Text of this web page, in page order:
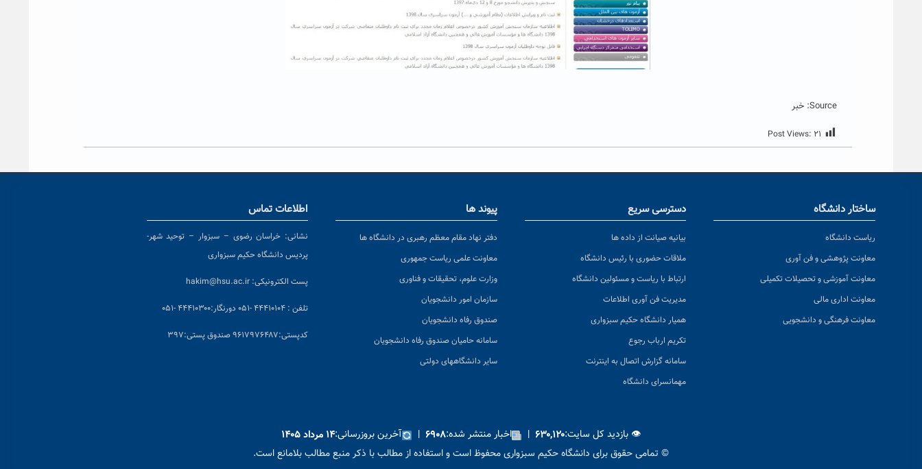
Source: خبر
Post Views: ۲۱
ساختار دانشگاه
ریاست دانشگاه
معاونت پژوهشی و فن آوری
معاونت آموزشی و تحصیلات تکمیلی
معاونت اداری مالی
معاونت فرهنگی و دانشجویی
دسترسی سریع
بیانیه صیانت از داده ها
ملاقات حضوری با رئیس دانشگاه
ارتباط با ریاست و مسئولین دانشگاه
مدیریت فن آوری اطلاعات
همیار دانشگاه حکیم سبزواری
تکریم ارباب رجوع
سامانه گزارش اتصال به اینترنت
مهمانسرای دانشگاه
پیوند ها
دفتر نهاد مقام معظم رهبری در دانشگاه ها
معاونت علمی ریاست جمهوری
وزارت علوم، تحقیقات و فناوری
سازمان امور دانشجویان
صندوق رفاه دانشجویان
سامانه حامیان صندوق رفاه دانشجویان
سایر دانشگاههای دولتی
اطلاعات تماس
نشانی: خراسان رضوی – سبزوار – توحید شهر-
پردیس دانشگاه حکیم سبزواری
پست الکترونیکی: hakim@hsu.ac.ir
تلفن : ۴۴۴۱۰۱۰۴ -۰۵۱ دورنگار:۴۴۴۱۰۳۰۰ -۰۵۱
کدپستی:۹۶۱۷۹۷۶۴۸۷ صندوق پستی:۳۹۷
👁 بازدید کل سایت:۶۳۰,۱۲۰ | اخبار منتشر شده:۶۹۰۸ | آخرین بروزرسانی:۱۴ مرداد ۱۴۰۵
© تمامی حقوق برای دانشگاه حکیم سبزواری محفوظ است و استفاده از مطالب با ذکر منبع مطالب بلامانع است.